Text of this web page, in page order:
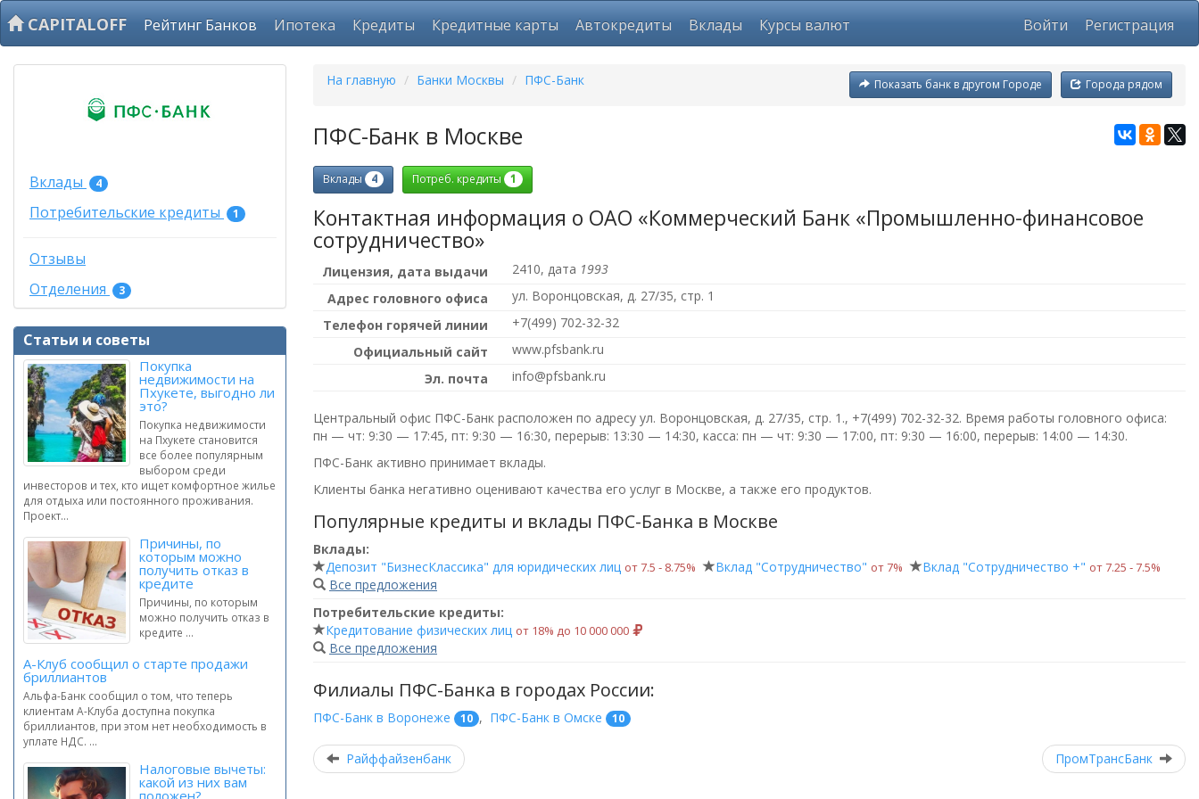
CAPITALOFF Рейтинг Банков Ипотека Кредиты Кредитные карты Автокредиты Вклады Курсы валют Войти Регистрация
Вклады 4
Потребительские кредиты 1
Отзывы
Отделения
3
Статьи и советы
Покупка
недвижимости на
Пхукете, выгодно ли
это?
Покупка недвижимости
на Пхукете становится
все более популярным
выбором среди
инвесторов и тех, кто ищет комфортное жилье
для отдыха или постоянного проживания.
Проект...
Причины, по
которым можно
получить отказ в
кредите
Причины, по которым
можно получить отказ в
кредите ...
А-Клуб сообщил о старте продажи
бриллиантов
Альфа-Банк сообщил о том, что теперь
клиентам А-Клуба доступна покупка
бриллиантов, при этом нет необходимость в
уплате НДС. ...
Налоговые вычеты:
какой из них вам
положен?
Города рядом
Показать банк в другом Городе
На главную / Банки Москвы / ПФС-Банк
ПФС-Банк в Москве
Вклады 4 Потреб. кредиты 1
Контактная информация о ОАО «Коммерческий Банк «Промышленно-финансовое
сотрудничество»
Лицензия, дата выдачи 2410, дата 1993
Адрес головного офиса
ул. Воронцовская, д. 27/35, стр. 1
Телефон горячей линии
+7(499) 702-32-32
Официальный сайт
www.pfsbank.ru
Эл. почта
info@pfsbank.ru
Центральный офис ПФС-Банк расположен по адресу ул. Воронцовская, д. 27/35, стр. 1., +7(499) 702-32-32. Время работы головного офиса:
пн — чт: 9:30 — 17:45, пт: 9:30 — 16:30, перерыв: 13:30 — 14:30, касса: пн — чт: 9:30 — 17:00, пт: 9:30 — 16:00, перерыв: 14:00 — 14:30.
ПФС-Банк активно принимает вклады.
Клиенты банка негативно оценивают качества его услуг в Москве, а также его продуктов.
Популярные кредиты и вклады ПФС-Банка в Москве
Вклады:
Депозит "БизнесКлассика" для юридических лиц от 7.5 ‑ 8.75% Вклад "Сотрудничество" от 7% Вклад "Сотрудничество +" от 7.25 ‑ 7.5%
Все предложения
Потребительские кредиты:
Кредитование физических лиц от 18% до 10 000 000
Все предложения
Филиалы ПФС-Банка в городах России:
ПФС-Банк в Воронеже 10 , ПФС-Банк в Омске 10
Райффайзенбанк ПромТрансБанк